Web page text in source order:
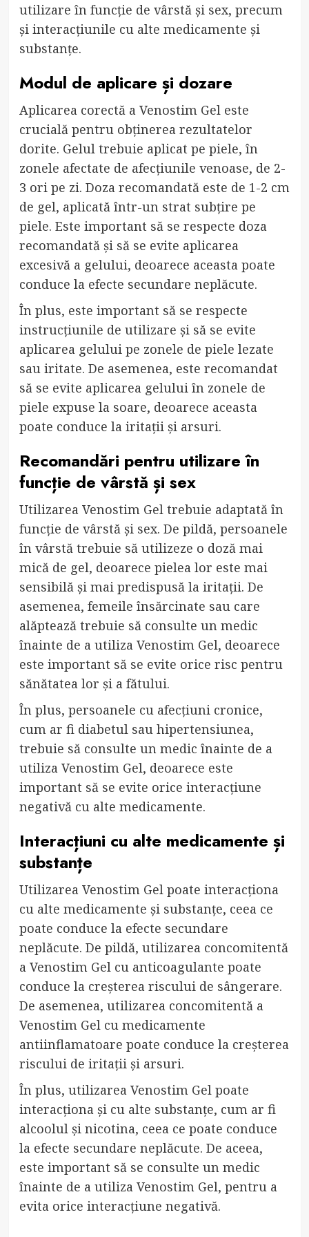
utilizare în funcție de vârstă și sex, precum
și interacțiunile cu alte medicamente și
substanțe.
Modul de aplicare și dozare
Aplicarea corectă a Venostim Gel este
crucială pentru obținerea rezultatelor
dorite. Gelul trebuie aplicat pe piele, în
zonele afectate de afecțiunile venoase, de 2-
3 ori pe zi. Doza recomandată este de 1-2 cm
de gel, aplicată într-un strat subțire pe
piele. Este important să se respecte doza
recomandată și să se evite aplicarea
excesivă a gelului, deoarece aceasta poate
conduce la efecte secundare neplăcute.
În plus, este important să se respecte
instrucțiunile de utilizare și să se evite
aplicarea gelului pe zonele de piele lezate
sau iritate. De asemenea, este recomandat
să se evite aplicarea gelului în zonele de
piele expuse la soare, deoarece aceasta
poate conduce la iritații și arsuri.
Recomandări pentru utilizare în
funcție de vârstă și sex
Utilizarea Venostim Gel trebuie adaptată în
funcție de vârstă și sex. De pildă, persoanele
în vârstă trebuie să utilizeze o doză mai
mică de gel, deoarece pielea lor este mai
sensibilă și mai predispusă la iritații. De
asemenea, femeile însărcinate sau care
alăptează trebuie să consulte un medic
înainte de a utiliza Venostim Gel, deoarece
este important să se evite orice risc pentru
sănătatea lor și a fătului.
În plus, persoanele cu afecțiuni cronice,
cum ar fi diabetul sau hipertensiunea,
trebuie să consulte un medic înainte de a
utiliza Venostim Gel, deoarece este
important să se evite orice interacțiune
negativă cu alte medicamente.
Interacțiuni cu alte medicamente și
substanțe
Utilizarea Venostim Gel poate interacționa
cu alte medicamente și substanțe, ceea ce
poate conduce la efecte secundare
neplăcute. De pildă, utilizarea concomitentă
a Venostim Gel cu anticoagulante poate
conduce la creșterea riscului de sângerare.
De asemenea, utilizarea concomitentă a
Venostim Gel cu medicamente
antiinflamatoare poate conduce la creșterea
riscului de iritații și arsuri.
În plus, utilizarea Venostim Gel poate
interacționa și cu alte substanțe, cum ar fi
alcoolul și nicotina, ceea ce poate conduce
la efecte secundare neplăcute. De aceea,
este important să se consulte un medic
înainte de a utiliza Venostim Gel, pentru a
evita orice interacțiune negativă.